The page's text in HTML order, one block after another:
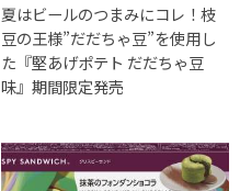
夏はビールのつまみにコレ！枝
豆の王様”だだちゃ豆”を使用し
た『堅あげポテト だだちゃ豆
味』期間限定発売